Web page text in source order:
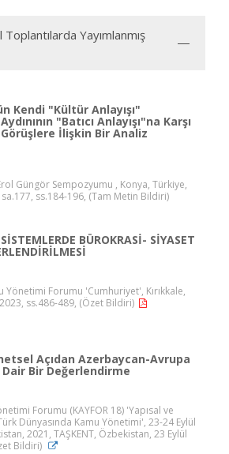
Yayımlanmış
Kendi "Kültür Anlayışı"
"Batıcı Anlayışı"na Karşı
İlişkin Bir Analiz
Güngör Sempozyumu , Konya, Türkiye,
sa.177, ss.184-196, (Tam Metin Bildiri)
BÜROKRASİ- SİYASET
Yönetimi Forumu 'Cumhuriyet', Kırıkkale,
ss.486-489, (Özet Bildiri)
Açıdan Azerbaycan-Avrupa
Bir Değerlendirme
Forumu (KAYFOR 18) 'Yapısal ve
Dünyasında Kamu Yönetimi', 23-24 Eylül
2021, TAŞKENT, Özbekistan, 23 Eylül
Bildiri)